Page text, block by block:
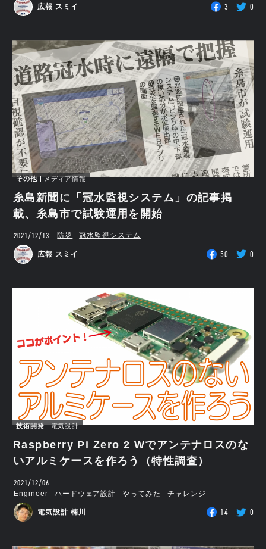
広報 スミイ 3 0
その他 メディア情報
糸島新聞に「冠水監視システム」の記事掲
載、糸島市で試験運用を開始
2021/12/13 防災 冠水監視システム
広報 スミイ 50 0
技術開発 電気設計
Raspberry Pi Zero 2 Wでアンテナロスのな
いアルミケースを作ろう（特性調査）
2021/12/06
Engineer ハードウェア設計 やってみた チャレンジ
電気設計 楠川 14 0